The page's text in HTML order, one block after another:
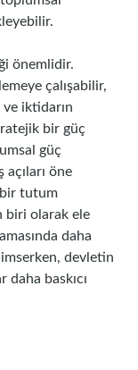
önemlidir.
çalışabilir,
iktidarın
bir güç
güç
öne
bir tutum
biri olarak ele
daha
devletin
baskıcı